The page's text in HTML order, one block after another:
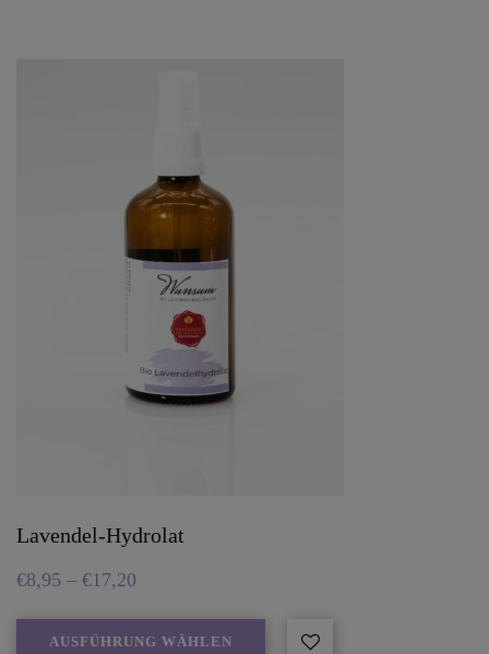
Lavendel-Hydrolat
€8,95 – €17,20
AUSFÜHRUNG WÄHLEN